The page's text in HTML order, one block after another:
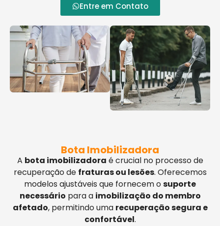
Entre em Contato
Bota Imobilizadora
A bota imobilizadora é crucial no processo de
recuperação de fraturas ou lesões. Oferecemos
modelos ajustáveis que fornecem osuporte
necessário para a imobilização do membro
afetado, permitindo uma recuperação segura e
confortável.